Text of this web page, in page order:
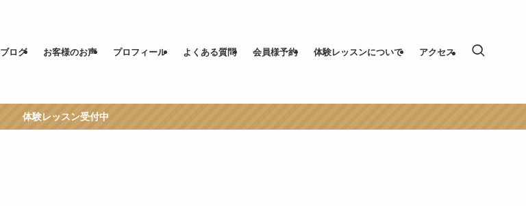
ブログ お客様のお声 プロフィール よくある質問 会員様予約 体験レッスンについて アクセス
体験レッスン受付中